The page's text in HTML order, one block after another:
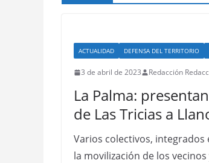
ACTUALIDAD DEFENSA DEL TERRITORIO
3 de abril de 2023 Redacción
La Palma:
de Las Tricias a
Varios colectivos, integrados
la movilización de los